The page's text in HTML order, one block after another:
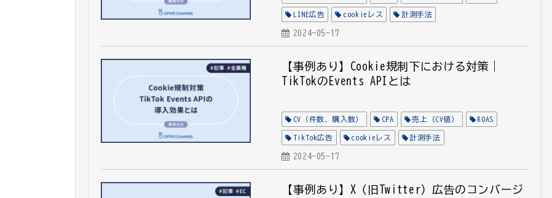
LINE広告 cookieレス 計測手法
2024-05-17
【事例あり】Cookie規制下における対策｜
TikTokのEvents APIとは
CV（件数、購入数） CPA 売上（CV値） ROAS
TikTok広告 cookieレス 計測手法
2024-05-17
【事例あり】X（旧Twitter）広告のコンバージ